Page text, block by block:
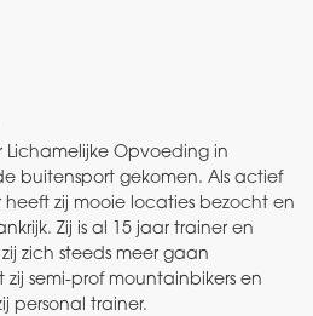
Opvoeding in
buitensport gekomen. Als actief
heeft zij mooie locaties bezocht en
Zij is al 15 jaar trainer en
zich steeds meer gaan
semi-prof mountainbikers en
personal trainer.